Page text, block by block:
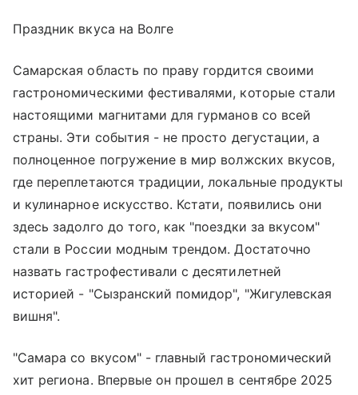
Праздник вкуса на Волге
Самарская область по праву гордится своими
гастрономическими фестивалями, которые стали
настоящими магнитами для гурманов со всей
страны. Эти события - не просто дегустации, а
полноценное погружение в мир волжских вкусов,
где переплетаются традиции, локальные продукты
и кулинарное искусство. Кстати, появились они
здесь задолго до того, как "поездки за вкусом"
стали в России модным трендом. Достаточно
назвать гастрофестивали с десятилетней
историей - "Сызранский помидор", "Жигулевская
вишня".
"Самара со вкусом" - главный гастрономический
хит региона. Впервые он прошел в сентябре 2025